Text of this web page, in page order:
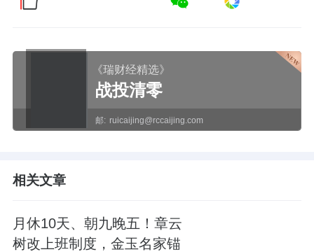
《瑞财经精选》
战投清零
邮: ruicaijing@rccaijing.com
相关文章
月休10天、朝九晚五！章云
树改上班制度，金玉名家锚